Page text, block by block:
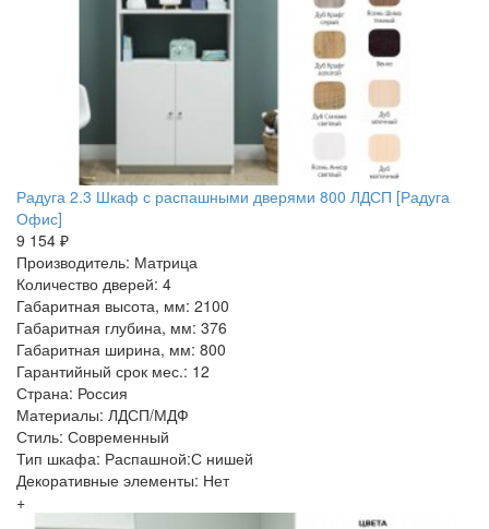
Радуга 2.3 Шкаф с распашными дверями 800 ЛДСП [Радуга
Офис]
9 154 ₽
Производитель: Матрица
Количество дверей: 4
Габаритная высота, мм: 2100
Габаритная глубина, мм: 376
Габаритная ширина, мм: 800
Гарантийный срок мес.: 12
Страна: Россия
Материалы: ЛДСП/МДФ
Стиль: Современный
Тип шкафа: Распашной:С нишей
Декоративные элементы: Нет
+